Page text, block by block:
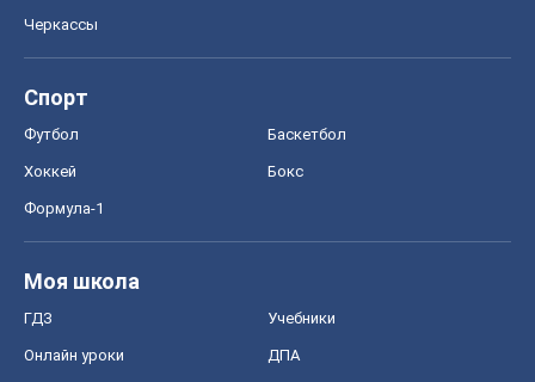
Черкассы
Спорт
Футбол Баскетбол
Хоккей Бокс
Формула-1
Моя школа
ГДЗ Учебники
Онлайн уроки ДПА